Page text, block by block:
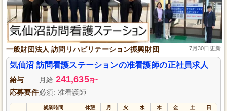
一般財団法人 訪問リハビリテーション振興財団 7月30日更新
気仙沼 訪問看護ステーションの准看護師の正社員求人
給与 月給 241,635円~
応募要件必須: 准看護師
就業時間 休憩 月 火 水 木 金 土 日